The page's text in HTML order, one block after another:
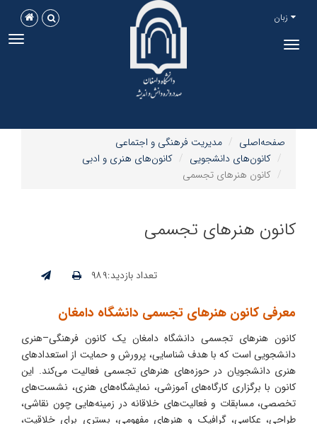
Toggle
زبان
صفحه‌اصلی
مدیریت فرهنگی و اجتماعی
کانون‌های دانشجویی
کانون‌های هنری و ادبی
کانون هنرهای تجسمی
کانون هنرهای تجسمی
تعداد بازدید:۹۸۹
معرفی کانون هنرهای تجسمی دانشگاه دامغان
کانون هنرهای تجسمی دانشگاه دامغان یک کانون فرهنگی–هنری
دانشجویی است که با هدف شناسایی، پرورش و حمایت از استعدادهای
هنری دانشجویان در حوزه‌های هنرهای تجسمی فعالیت می‌کند. این
کانون با برگزاری کارگاه‌های آموزشی، نمایشگاه‌های هنری، نشست‌های
تخصصی، مسابقات و فعالیت‌های خلاقانه در زمینه‌هایی چون نقاشی،
طراحی، عکاسی، گرافیک و هنرهای مفهومی، بستری برای خلاقیت،